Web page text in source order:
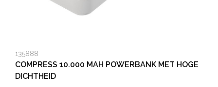
135888
COMPRESS 10.000 MAH POWERBANK MET HOGE
DICHTHEID